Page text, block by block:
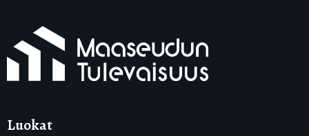
Luokat